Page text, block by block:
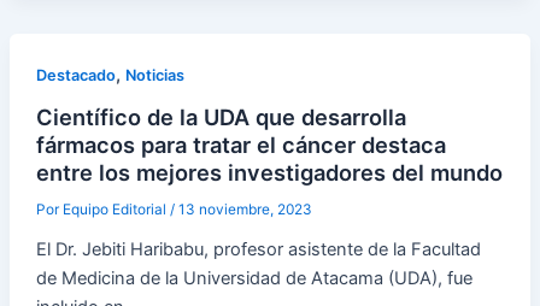
Destacado, Noticias
Científico de la UDA que desarrolla
fármacos para tratar el cáncer destaca
entre los mejores investigadores del mundo
Por Equipo Editorial / 13 noviembre, 2023
El Dr. Jebiti Haribabu, profesor asistente de la Facultad
de Medicina de la Universidad de Atacama (UDA), fue